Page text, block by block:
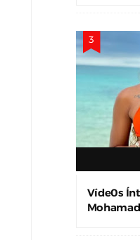
Víde0s